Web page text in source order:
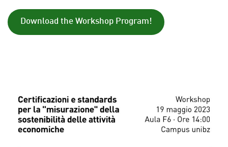
Download the Workshop Program!